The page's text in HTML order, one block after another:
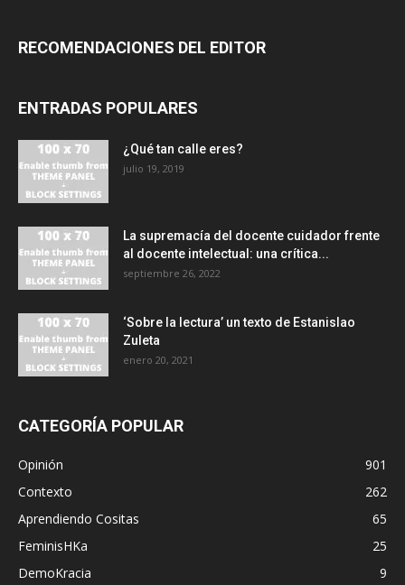
RECOMENDACIONES DEL EDITOR
ENTRADAS POPULARES
¿Qué tan calle eres?
julio 19, 2019
La supremacía del docente cuidador frente
al docente intelectual: una crítica...
septiembre 26, 2022
‘Sobre la lectura’ un texto de Estanislao
Zuleta
enero 20, 2021
CATEGORÍA POPULAR
Opinión
901
Contexto
262
Aprendiendo Cositas
65
FeminisHKa
25
DemoKracia
9